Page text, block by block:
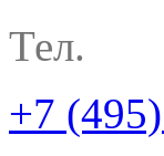
Тел.
+7